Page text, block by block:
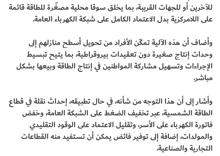
للآخرين أو للجهات القريبة، بما يخلق سوقا محلية مصغّرة للطاقة قائمة
على اللامركزية بدل الاعتماد الكامل على شبكة الكهرباء العامة.
وأضاف أن هذه الآلية تمكّن الأفراد من تحويل أسطح منازلهم إلى
وحدات إنتاج صغيرة دون تعقيدات بيروقراطية، بما يتيح تبسيط
الإجراءات وتسهيل مشاركة المواطنين في إنتاج الطاقة وبيعها بشكل
مباشر.
وأشار إلى أن هذا التوجه من شأنه، في حال تطبيقه، إحداث نقلة في قطاع
الطاقة الشمسية، عبر تخفيف الضغط على الشبكة العامة، وخفض
فاتورة الكهرباء على الأسر، وتقليل الاعتماد على الوقود التقليدي
والمولدات، إضافة إلى توفير فائض يمكن أن تستفيد منه القطاعات
التجارية والصناعية.